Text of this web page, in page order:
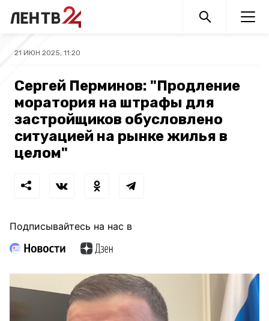
21 ИЮН 2025, 11:20
Сергей Перминов: "Продление
моратория на штрафы для
застройщиков обусловлено
ситуацией на рынке жилья в
целом"
Подписывайтесь на нас в